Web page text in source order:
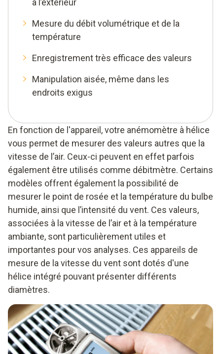
Mesure du débit volumétrique et de la
température
Enregistrement très efficace des valeurs
Manipulation aisée, même dans les
endroits exigus
En fonction de l'appareil, votre anémomètre à hélice
vous permet de mesurer des valeurs autres que la
vitesse de l’air. Ceux-ci peuvent en effet parfois
également être utilisés comme débitmètre. Certains
modèles offrent également la possibilité de
mesurer le point de rosée et la température du bulbe
humide, ainsi que l’intensité du vent. Ces valeurs,
associées à la vitesse de l’air et à la température
ambiante, sont particulièrement utiles et
importantes pour vos analyses. Ces appareils de
mesure de la vitesse du vent sont dotés d'une
hélice intégré pouvant présenter différents
diamètres.